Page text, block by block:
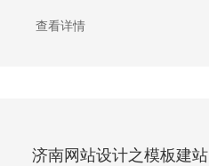
查看详情
济南网站设计之模板建站